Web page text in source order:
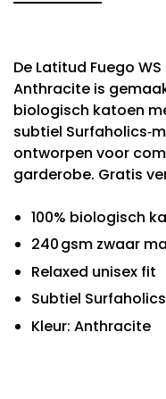
De Latitud Fuego
Anthracite is
biologisch katoen
subtiel
ontworpen voor
garderobe. Gratis
100% biologisch
240 gsm zwaar
Relaxed unisex fit
Subtiel
Kleur: Anthracite